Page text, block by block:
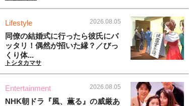
Lifestyle 2026.08.05
同僚の結婚式に行ったら彼氏にバ
ッタリ！偶然が招いた縁？／びっ
くり体...
トシタカマサ
Entertainment 2026.08.05
NHK朝ドラ『風、薫る』の威厳あ